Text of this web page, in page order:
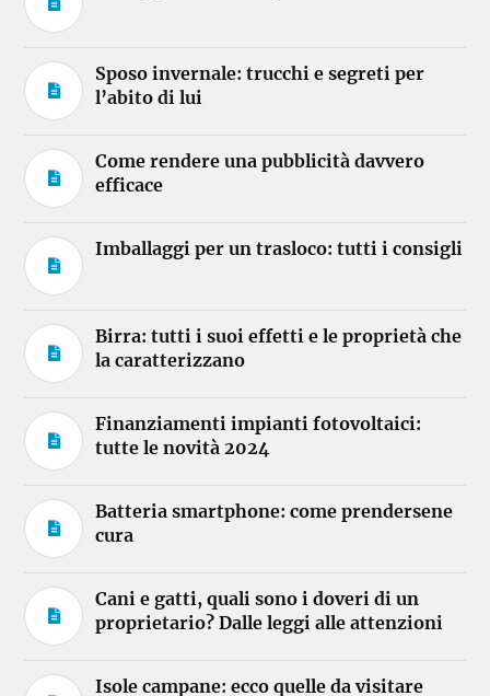
Sposo invernale: trucchi e segreti per
l’abito di lui
Come rendere una pubblicità davvero
efficace
Imballaggi per un trasloco: tutti i consigli
Birra: tutti i suoi effetti e le proprietà che
la caratterizzano
Finanziamenti impianti fotovoltaici:
tutte le novità 2024
Batteria smartphone: come prendersene
cura
Cani e gatti, quali sono i doveri di un
proprietario? Dalle leggi alle attenzioni
Isole campane: ecco quelle da visitare